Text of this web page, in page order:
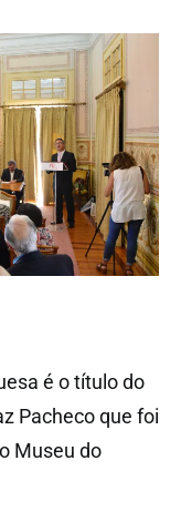
é o título do
Pacheco que foi
Museu do